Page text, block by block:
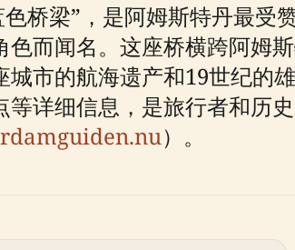
桥梁”，是阿姆斯特丹最受
而闻名。这座桥横跨阿姆
市的航海遗产和19世纪的
详细信息，是旅行者和历
）。